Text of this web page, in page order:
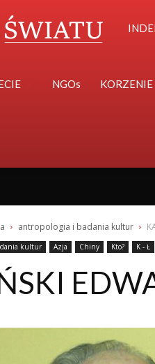
Polska
Światu
NGOs
antropologia i badania kultur
kultur Azja Chiny Kto? K - Ł